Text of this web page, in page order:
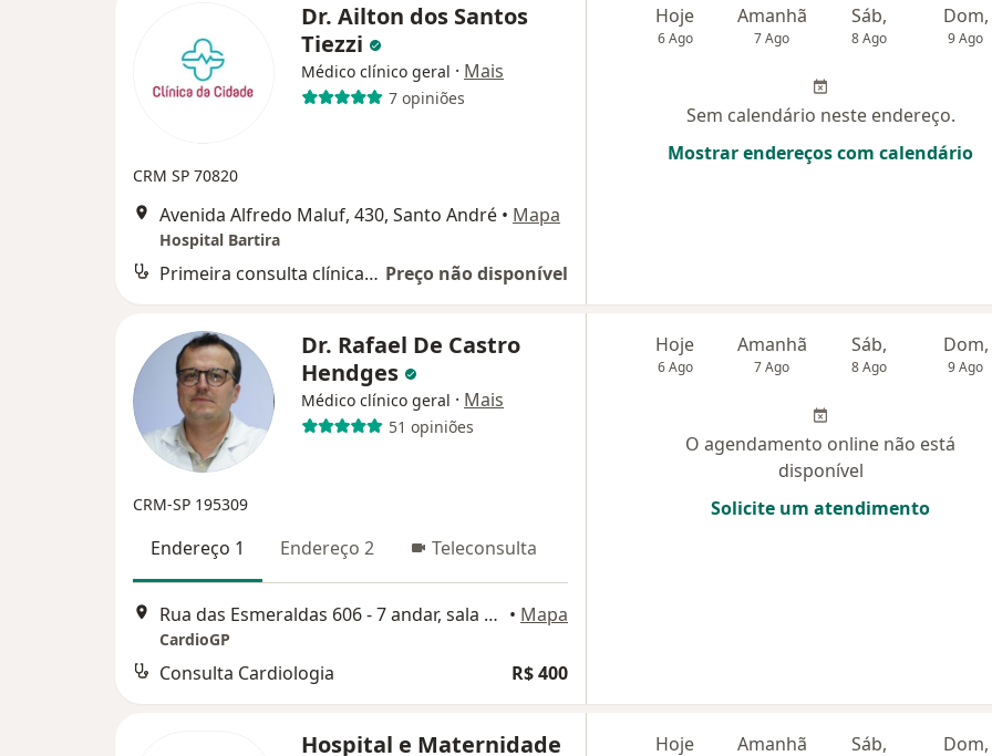
Dr. Ailton dos Santos
Tiezzi
Médico clínico geral · Mais
7 opiniões
CRM SP 70820
Avenida Alfredo Maluf, 430, Santo André • Mapa
Hospital Bartira
Primeira consulta clínica médica Preço não disponível
Hoje
6 Ago
Amanhã
7 Ago
Sáb,
8 Ago
Dom,
9 Ago
Sem calendário neste endereço.
Mostrar endereços com calendário
Dr. Rafael De Castro
Hendges
Médico clínico geral · Mais
51 opiniões
CRM-SP 195309
Endereço 1 Endereço 2 Teleconsulta
Rua das Esmeraldas 606 - 7 andar, sala 72, Santo André • Mapa
CardioGP
Consulta Cardiologia R$ 400
Hoje
6 Ago
Amanhã
7 Ago
Sáb,
8 Ago
Dom,
9 Ago
O agendamento online não está
disponível
Solicite um atendimento
Hospital e Maternidade Hoje Amanhã Sáb, Dom,